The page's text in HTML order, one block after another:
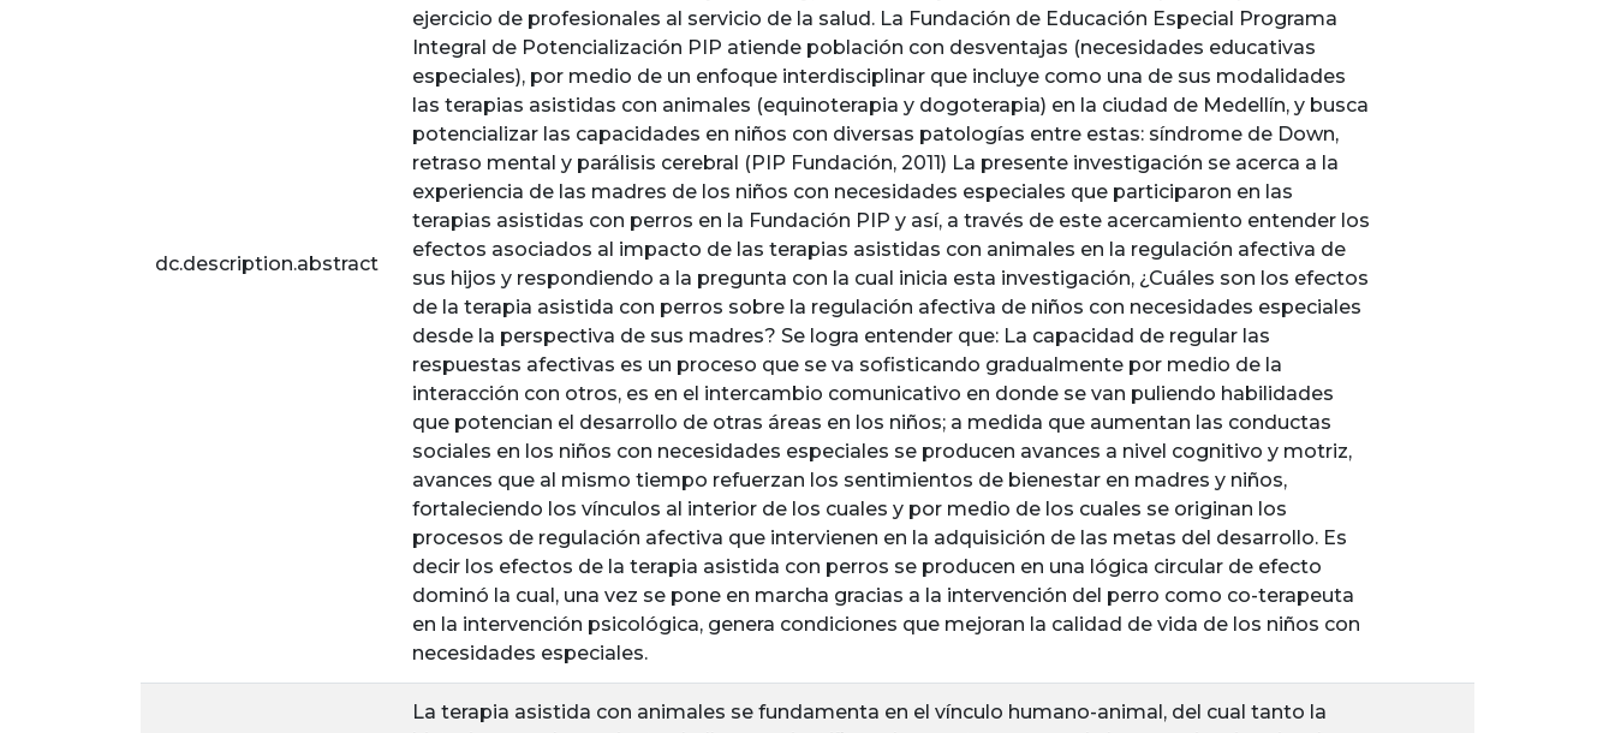
dc.description.abstract
ejercicio de profesionales al servicio de la salud. La Fundación de Educación Especial Programa
Integral de Potencialización PIP atiende población con desventajas (necesidades educativas
especiales), por medio de un enfoque interdisciplinar que incluye como una de sus modalidades
las terapias asistidas con animales (equinoterapia y dogoterapia) en la ciudad de Medellín, y busca
potencializar las capacidades en niños con diversas patologías entre estas: síndrome de Down,
retraso mental y parálisis cerebral (PIP Fundación, 2011) La presente investigación se acerca a la
experiencia de las madres de los niños con necesidades especiales que participaron en las
terapias asistidas con perros en la Fundación PIP y así, a través de este acercamiento entender los
efectos asociados al impacto de las terapias asistidas con animales en la regulación afectiva de
sus hijos y respondiendo a la pregunta con la cual inicia esta investigación, ¿Cuáles son los efectos
de la terapia asistida con perros sobre la regulación afectiva de niños con necesidades especiales
desde la perspectiva de sus madres? Se logra entender que: La capacidad de regular las
respuestas afectivas es un proceso que se va sofisticando gradualmente por medio de la
interacción con otros, es en el intercambio comunicativo en donde se van puliendo habilidades
que potencian el desarrollo de otras áreas en los niños; a medida que aumentan las conductas
sociales en los niños con necesidades especiales se producen avances a nivel cognitivo y motriz,
avances que al mismo tiempo refuerzan los sentimientos de bienestar en madres y niños,
fortaleciendo los vínculos al interior de los cuales y por medio de los cuales se originan los
procesos de regulación afectiva que intervienen en la adquisición de las metas del desarrollo. Es
decir los efectos de la terapia asistida con perros se producen en una lógica circular de efecto
dominó la cual, una vez se pone en marcha gracias a la intervención del perro como co-terapeuta
en la intervención psicológica, genera condiciones que mejoran la calidad de vida de los niños con
necesidades especiales.
La terapia asistida con animales se fundamenta en el vínculo humano-animal, del cual tanto la